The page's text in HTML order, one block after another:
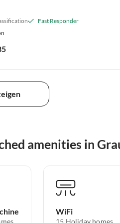
Fast Responder
amenities in
WiFi